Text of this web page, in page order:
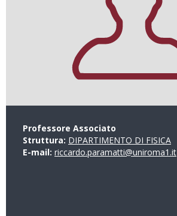
Professore Associato
Struttura: DIPARTIMENTO DI FISICA
E-mail: riccardo.paramatti@uniroma1.it